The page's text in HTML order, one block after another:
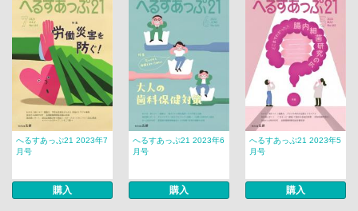
へるすあっぷ21 2023年7
月号
購入
へるすあっぷ21 2023年6
月号
購入
へるすあっぷ21 2023年5
月号
購入